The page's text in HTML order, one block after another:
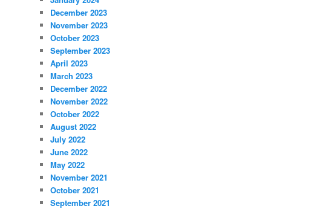
December 2023
November 2023
October 2023
September 2023
April 2023
March 2023
December 2022
November 2022
October 2022
August 2022
July 2022
June 2022
May 2022
November 2021
October 2021
September 2021